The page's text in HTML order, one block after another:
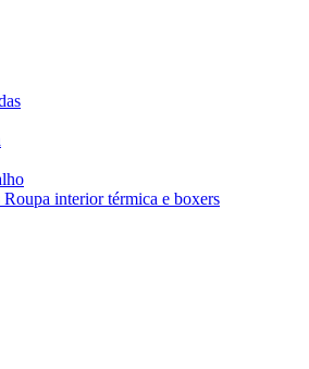
Roupa interior térmica e boxers